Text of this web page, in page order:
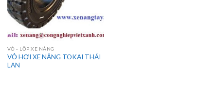
VỎ - LỐP XE NÂNG
VỎ HƠI XE NÂNG TOKAI THÁI
LAN